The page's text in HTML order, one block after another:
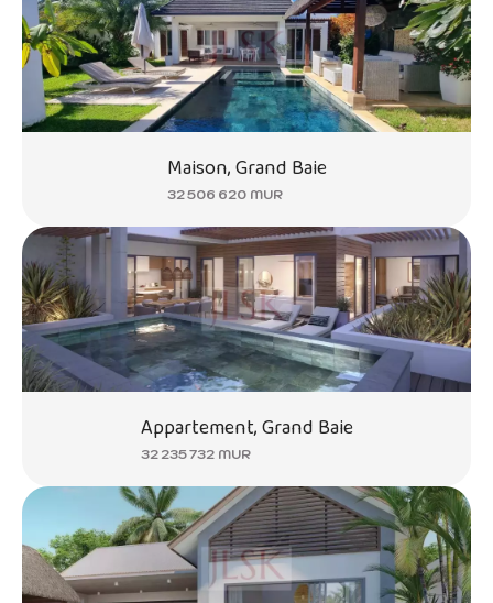
Maison, Grand Baie
32 506 620 MUR
Appartement, Grand Baie
32 235 732 MUR